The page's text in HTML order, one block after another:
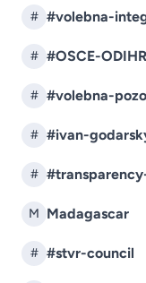
# #volebna-
# #OSCE-ODIHR
# #volebna-
# #ivan-
#
M Madagascar
# #stvr-council